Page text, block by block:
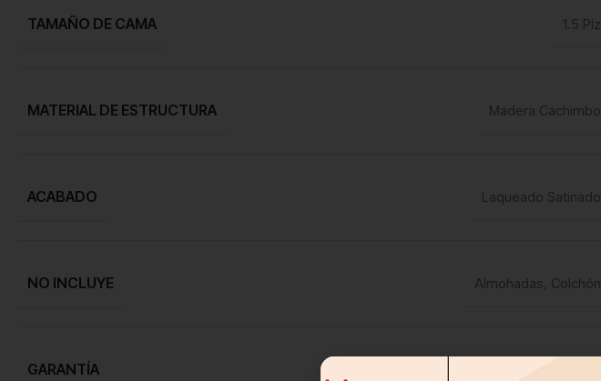
TAMAÑO DE CAMA 1.5 Plz
MATERIAL DE ESTRUCTURA Madera Cachimbo
ACABADO Laqueado Satinado
NO INCLUYE Almohadas, Colchón
GARANTÍA